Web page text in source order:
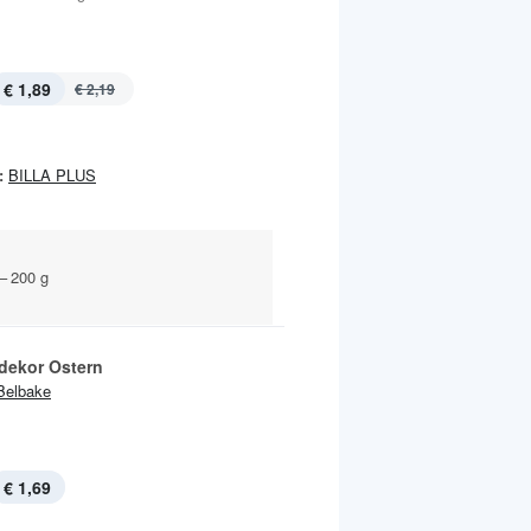
€ 1,89 € 2,19
BILLA PLUS
200 g
Ostern
€ 1,69